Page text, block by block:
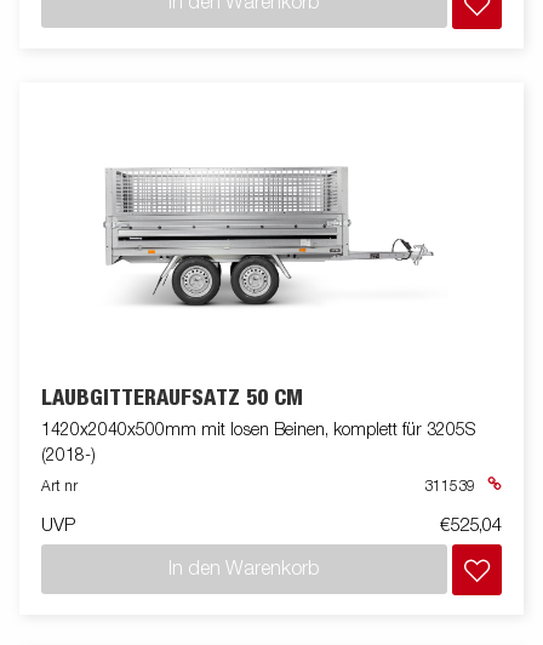
LAUBGITTERAUFSATZ 50 CM
1420x2040x500mm mit losen Beinen, komplett für 3205S
(2018-)
Art nr 311539
UVP €525,04
In den Warenkorb